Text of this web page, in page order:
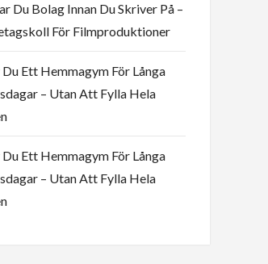
Du Bolag Innan Du Skriver På –
För Filmproduktioner
Ett Hemmagym För Långa
– Utan Att Fylla Hela
Ett Hemmagym För Långa
– Utan Att Fylla Hela